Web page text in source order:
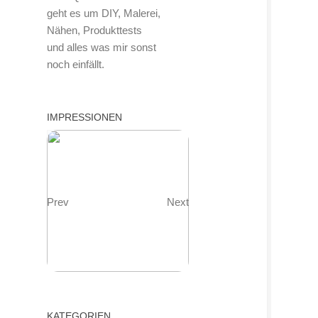
geht es um DIY, Malerei,
Nähen, Produkttests
und alles was mir sonst
noch einfällt.
IMPRESSIONEN
Prev Next